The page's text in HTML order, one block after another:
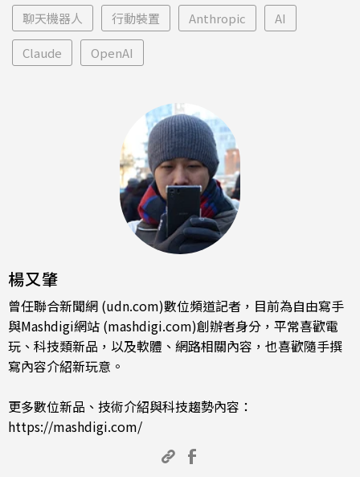
聊天機器人 行動裝置 Anthropic AI
Claude OpenAI
楊又肇
曾任聯合新聞網 (udn.com)數位頻道記者，目前為自由寫手
與Mashdigi網站 (mashdigi.com)創辦者身分，平常喜歡電
玩、科技類新品，以及軟體、網路相關內容，也喜歡隨手撰
寫內容介紹新玩意。
更多數位新品、技術介紹與科技趨勢內容：
https://mashdigi.com/